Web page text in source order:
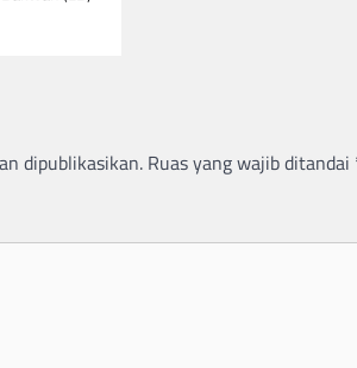
dipublikasikan. Ruas yang wajib ditandai